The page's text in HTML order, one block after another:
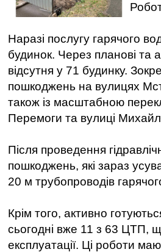
Наразі послугу гарячого
будинок. Через планові та
відсутня у 71 будинку.
пошкоджень на вулицях
також із масштабною
Перемоги та вулиці
Після проведення
пошкоджень, які зараз
20 м трубопроводів
Крім того, активно
сьогодні вже 11 з 63 ЦТП,
експлуатації. Ці роботи